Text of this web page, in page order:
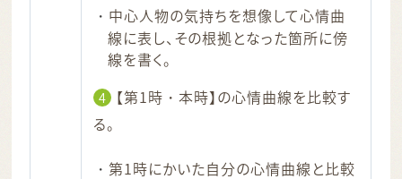
中心人物の気持ちを想像して心情曲
線に表し、その根拠となった箇所に傍
線を書く。
4 【第1時・本時】の心情曲線を比較す
る。
第1時にかいた自分の心情曲線と比較